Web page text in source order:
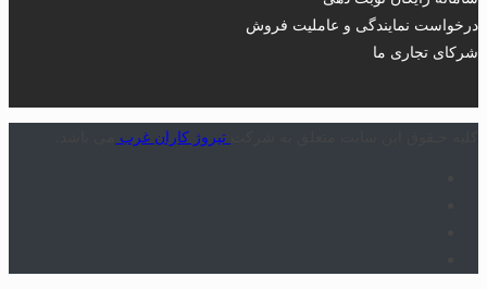
درخواست نمایندگی و عاملیت فروش
شرکای تجاری ما
تیروژ کاران غرب